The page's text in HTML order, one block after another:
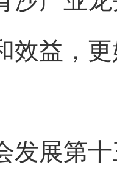
效益，
发展第